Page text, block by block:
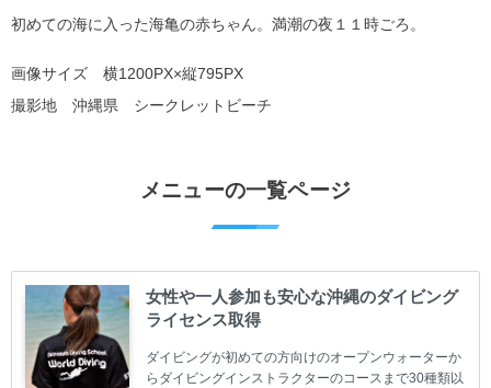
初めての海に入った海亀の赤ちゃん。満潮の夜１１時ごろ。
画像サイズ 横1200PX×縦795PX
撮影地 沖縄県 シークレットビーチ
メニューの一覧ページ
女性や一人参加も安心な沖縄のダイビング
ライセンス取得
ダイビングが初めての方向けのオープンウォーターか
らダイビングインストラクターのコースまで30種類以